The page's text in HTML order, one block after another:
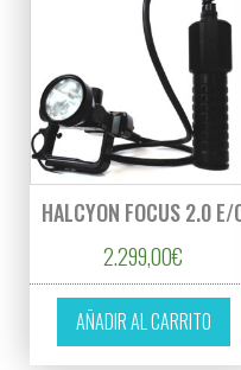
HALCYON FOCUS 2.0 E/
2.299,00€
AÑADIR AL CARRITO